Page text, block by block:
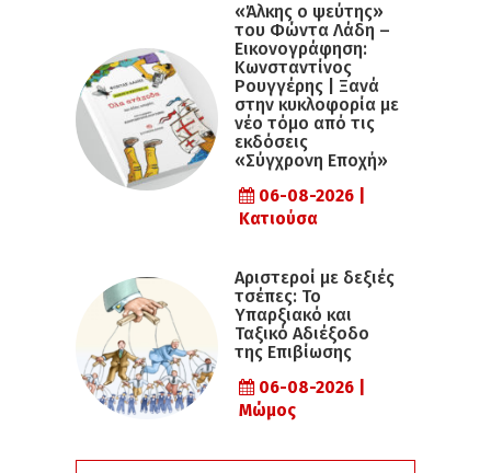
«Άλκης ο ψεύτης»
του Φώντα Λάδη –
Εικονογράφηση:
Κωνσταντίνος
Ρουγγέρης | Ξανά
στην κυκλοφορία με
νέο τόμο από τις
εκδόσεις
«Σύγχρονη Εποχή»
06-08-2026 |
Κατιούσα
Αριστεροί με δεξιές
τσέπες: Το
Υπαρξιακό και
Ταξικό Αδιέξοδο
της Επιβίωσης
06-08-2026 |
Μώμος